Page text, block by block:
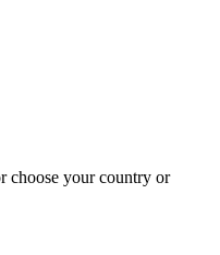
choose your country or